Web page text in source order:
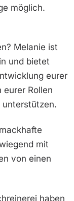
möglich.
Melanie ist
und bietet
eurer
eurer Rollen
unterstützen.
mit
von einen
haben